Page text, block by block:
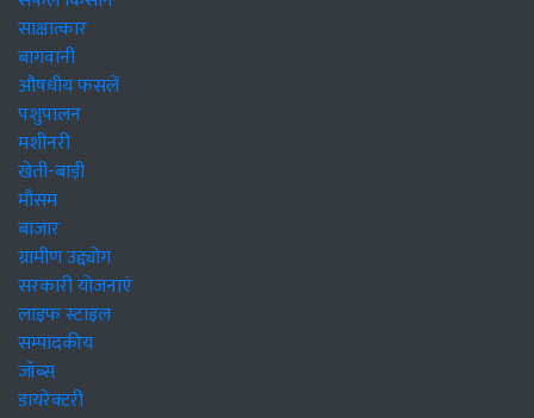
साक्षात्कार
बागवानी
औषधीय फसलें
पशुपालन
मशीनरी
खेती-बाड़ी
मौसम
बाजार
ग्रामीण उद्द्योग
सरकारी योजनाएं
लाइफ स्टाइल
सम्पादकीय
जॉब्स
डायरेक्टरी